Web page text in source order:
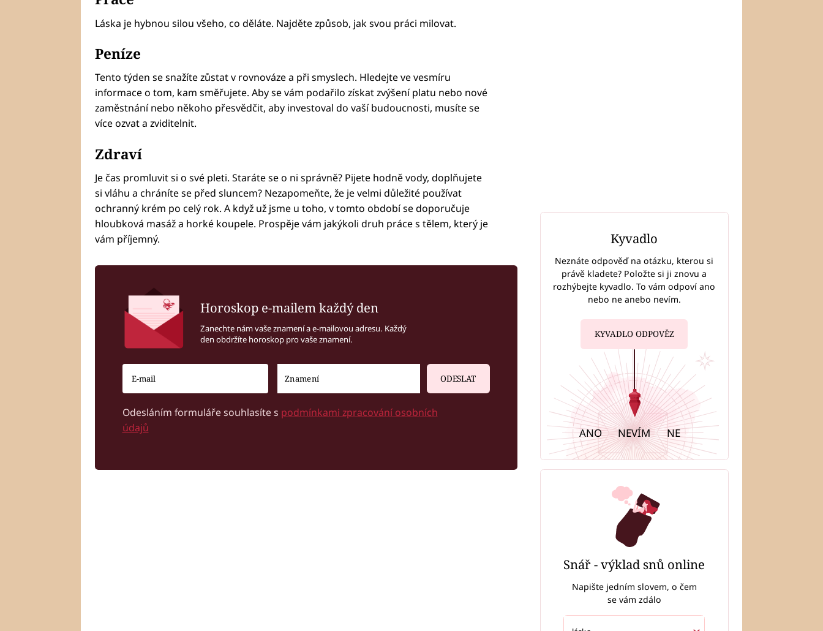
Láska je hybnou silou všeho, co děláte. Najděte způsob, jak svou práci milovat.
Peníze
Tento týden se snažíte zůstat v rovnováze a při smyslech. Hledejte ve vesmíru
informace o tom, kam směřujete. Aby se vám podařilo získat zvýšení platu nebo nové
zaměstnání nebo někoho přesvědčit, aby investoval do vaší budoucnosti, musíte se
více ozvat a zviditelnit.
Zdraví
Je čas promluvit si o své pleti. Staráte se o ni správně? Pijete hodně vody, doplňujete
si vláhu a chráníte se před sluncem? Nezapomeňte, že je velmi důležité používat
ochranný krém po celý rok. A když už jsme u toho, v tomto období se doporučuje
hloubková masáž a horké koupele. Prospěje vám jakýkoli druh práce s tělem, který je
vám příjemný.
Horoskop e-mailem každý den
Zanechte nám vaše znamení a e-mailovou adresu. Každý
den obdržíte horoskop pro vaše znamení.
ODESLAT
Odesláním formuláře souhlasíte s podmínkami zpracování osobních
údajů
Kyvadlo
Neznáte odpověď na otázku, kterou si
právě kladete? Položte si ji znovu a
rozhýbejte kyvadlo. To vám odpoví ano
nebo ne anebo nevím.
KYVADLO ODPOVĚZ
ANO NEVÍM NE
Snář - výklad snů online
Napište jedním slovem, o čem
se vám zdálo